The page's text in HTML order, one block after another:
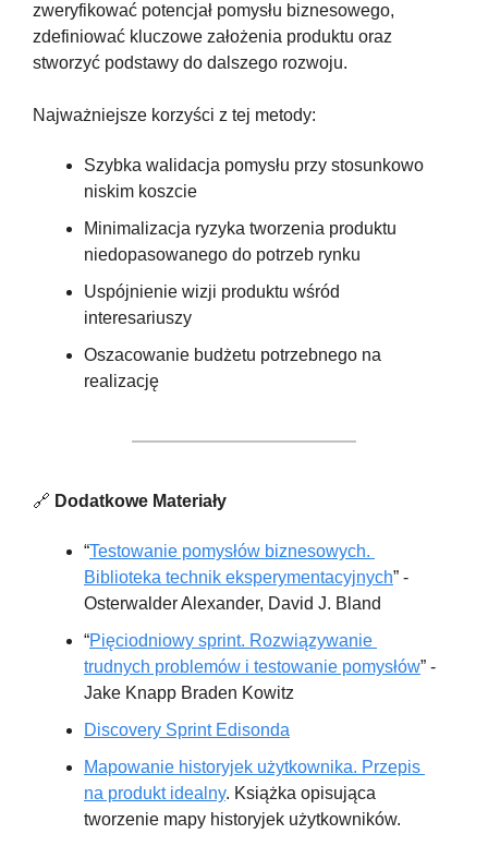
zweryfikować potencjał pomysłu biznesowego,
zdefiniować kluczowe założenia produktu oraz
stworzyć podstawy do dalszego rozwoju.
Najważniejsze korzyści z tej metody:
Szybka walidacja pomysłu przy stosunkowo
niskim koszcie
Minimalizacja ryzyka tworzenia produktu
niedopasowanego do potrzeb rynku
Uspójnienie wizji produktu wśród
interesariuszy
Oszacowanie budżetu potrzebnego na
realizację
🔗 Dodatkowe Materiały
“Testowanie pomysłów biznesowych.
Biblioteka technik eksperymentacyjnych” -
Osterwalder Alexander, David J. Bland
“Pięciodniowy sprint. Rozwiązywanie
trudnych problemów i testowanie pomysłów” -
Jake Knapp Braden Kowitz
Discovery Sprint Edisonda
Mapowanie historyjek użytkownika. Przepis
na produkt idealny. Książka opisująca
tworzenie mapy historyjek użytkowników.